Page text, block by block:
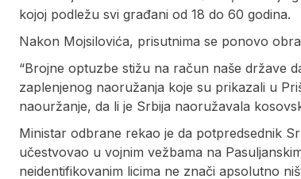
kojoj podležu svi građani od 18 do 60 godina.
Nakon Mojsilovića, prisutnima se ponovo
“Brojne optuzbe stižu na račun naše države
zaplenjenog naoružanja koje su prikazali u
naouržanje, da li je Srbija naoružavala
Ministar odbrane rekao je da potpredsednik
učestvovao u vojnim vežbama na
neidentifikovanim licima ne znači apsolutno